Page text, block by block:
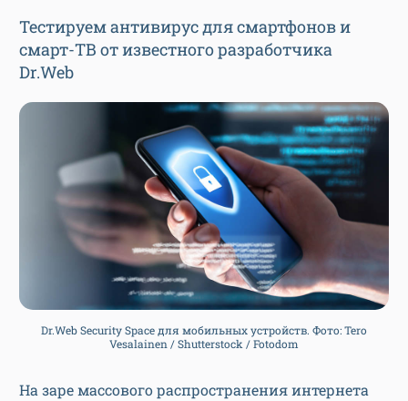
Тестируем антивирус для смартфонов и
смарт-ТВ от известного разработчика
Dr.Web
Dr.Web Security Space для мобильных устройств. Фото: Tero
Vesalainen / Shutterstock / Fotodom
На заре массового распространения интернета